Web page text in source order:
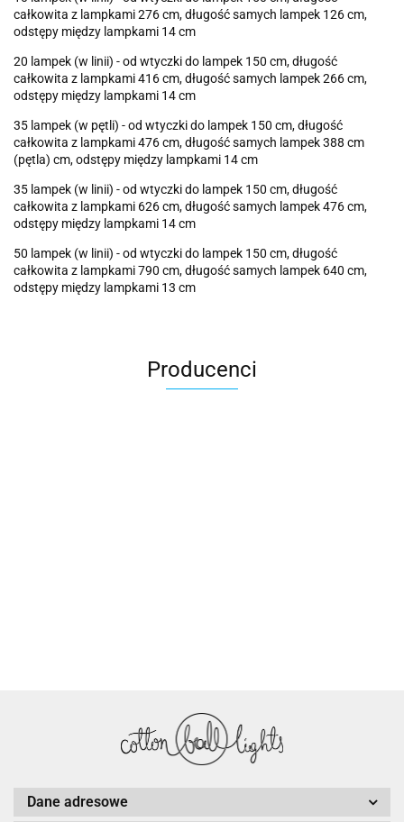
całkowita z lampkami 276 cm, długość samych lampek 126 cm,
odstępy między lampkami 14 cm
20 lampek (w linii) - od wtyczki do lampek 150 cm, długość
całkowita z lampkami 416 cm, długość samych lampek 266 cm,
odstępy między lampkami 14 cm
35 lampek (w pętli) - od wtyczki do lampek 150 cm, długość
całkowita z lampkami 476 cm, długość samych lampek 388 cm
(pętla) cm, odstępy między lampkami 14 cm
35 lampek (w linii) - od wtyczki do lampek 150 cm, długość
całkowita z lampkami 626 cm, długość samych lampek 476 cm,
odstępy między lampkami 14 cm
50 lampek (w linii) - od wtyczki do lampek 150 cm, długość
całkowita z lampkami 790 cm, długość samych lampek 640 cm,
odstępy między lampkami 13 cm
Producenci
Dane adresowe